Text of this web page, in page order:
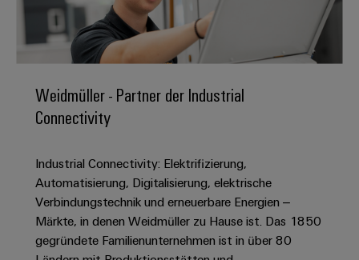
erlebbar
werden.
Datencenter
und
Produkte
für
effizient,
zuverlässig,
skalierbar
Energiespeicher
Lösungen
Anschlusstechnologie
DC-
OS
Computing
Industrial
5G
Leiterplattenklemmen
Gehäusesysteme
und
-
komponenten
und
-
komponenten
Anschlussleitungen,
Fast
Delivery
und
digitale
Planung
easyConnect
-
Vertrieb
uns
Promotionfahrzeug
Distribution
für
unsere
Partner
Vertrieb
Weidmüller
Zahlen
Fakten
Unser
Nachhaltigkeit
Weidmüller
Academy
Stellen
für
Berufserfahrene
Für
Werkstudententätigkeiten
Praktika
Abschlussarbeiten
Weidmüller - Partner der Industrial
Connectivity
Industrial Connectivity: Elektrifizierung,
Automatisierung, Digitalisierung, elektrische
Verbindungstechnik und erneuerbare Energien –
Märkte, in denen Weidmüller zu Hause ist. Das 1850
gegründete Familienunternehmen ist in über 80